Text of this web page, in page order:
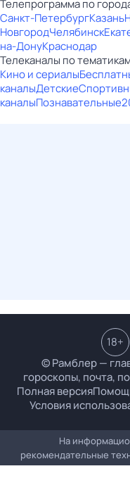
Телепрограмма по
Санкт-ПетербургКазань
НовгородЧелябинск
на-ДонуКраснодар
Телеканалы по
Кино и сериалы
каналыДетские
каналыПознавательные
© Рамблер —
гороскопы, почта,
Полная версия
Условия
18+
На
рекомендательные